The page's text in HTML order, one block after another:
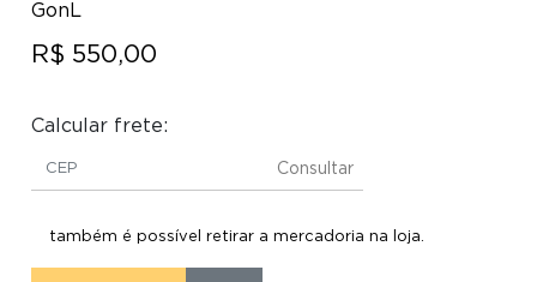
GonL
R$ 550,00
Calcular frete:
Consultar
também é possível retirar a mercadoria na loja.